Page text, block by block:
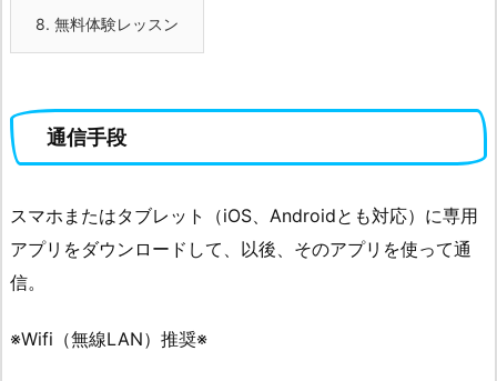
8. 無料体験レッスン
通信手段
スマホまたはタブレット（iOS、Androidとも対応）に専用
アプリをダウンロードして、以後、そのアプリを使って通
信。
※Wifi（無線LAN）推奨※